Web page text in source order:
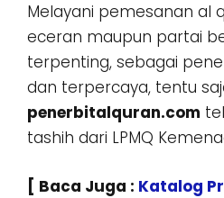
Melayani pemesanan al
eceran maupun partai
terpenting, sebagai
dan terpercaya, tentu
penerbitalquran.com
tashih dari LPMQ
[ Baca Juga : Katalog